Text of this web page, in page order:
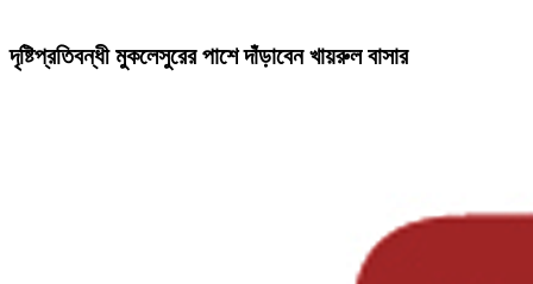
দৃষ্টিপ্রতিবন্ধী মুকলেসুরের পাশে দাঁড়াবেন খায়রুল বাসার